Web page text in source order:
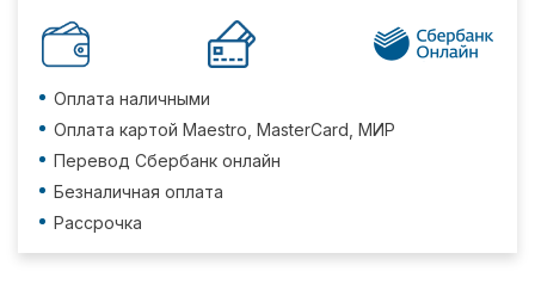
Оплата наличными
Оплата картой Maestro, MasterCard, МИР
Перевод Сбербанк онлайн
Безналичная оплата
Рассрочка